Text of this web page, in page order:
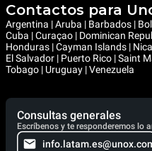
Contactos para
Argentina | Aruba | Barbados |
Cuba | Curaçao | Dominican
Honduras | Cayman Islands |
El Salvador | Puerto Rico | Saint
Tobago | Uruguay | Venezuela
Consultas generales
Escríbenos y te responderemos lo